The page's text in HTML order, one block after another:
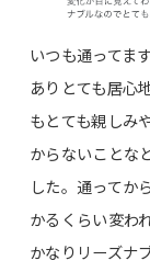
いつも通ってま
ありとても居心
もとても親しみ
からないことな
した。通ってか
かるくらい変わ
かなりリーズナ